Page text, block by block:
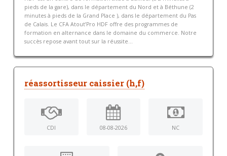
pieds de la gare), dans le département du Nord et à Béthune (2
minutes à pieds de la Grand Place ), dans le département du Pas
de Calais. Le CFA Atout’Pro HDF offre des programmes de
formation en alternance dans le domaine du commerce. Notre
succès repose avant tout sur la réussite...
réassortisseur caissier (h,f)
CDI 08-08-2026 NC